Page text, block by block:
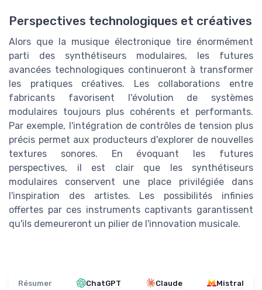
Perspectives technologiques et créatives
Alors que la musique électronique tire énormément
parti des synthétiseurs modulaires, les futures
avancées technologiques continueront à transformer
les pratiques créatives. Les collaborations entre
fabricants favorisent l'évolution de systèmes
modulaires toujours plus cohérents et performants.
Par exemple, l'intégration de contrôles de tension plus
précis permet aux producteurs d'explorer de nouvelles
textures sonores. En évoquant les futures
perspectives, il est clair que les synthétiseurs
modulaires conservent une place privilégiée dans
l'inspiration des artistes. Les possibilités infinies
offertes par ces instruments captivants garantissent
qu'ils demeureront un pilier de l'innovation musicale.
Résumer ChatGPT Claude Mistral